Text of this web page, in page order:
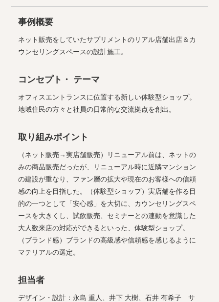
事例概要
ネット販売をしていたサプリメントのリアル店舗出店＆カ
ウンセリングスペースの設計施工。
コンセプト・ テーマ
オフィスエントランスに位置する新しい体験型ショップ。
地域住民の方々と社員の日常的な交流拠点を創出。
取り組みポイント
（ネット販売→実店舗販売）リニューアル前は、ネットの
みの商品販売だったが、リニューアル時に近隣マンション
の建設が重なり、ファン層の拡大や現在のお客様への信頼
感の向上を目指した。（体験型ショップ）実店舗を作る目
的の一つとして「安心感」を大切に、カウンセリングスペ
ースを大きくし、試飲販売、セミナーとの連動を意識した
大人数来店の対応ができるといった、体験型ショップ。
（ブランド感）ブランドの高級感や信頼感を感じるように
マテリアルの選定。
担当者
デザイン・設計：永島 重人、井下 大樹、石井 有希子 サ